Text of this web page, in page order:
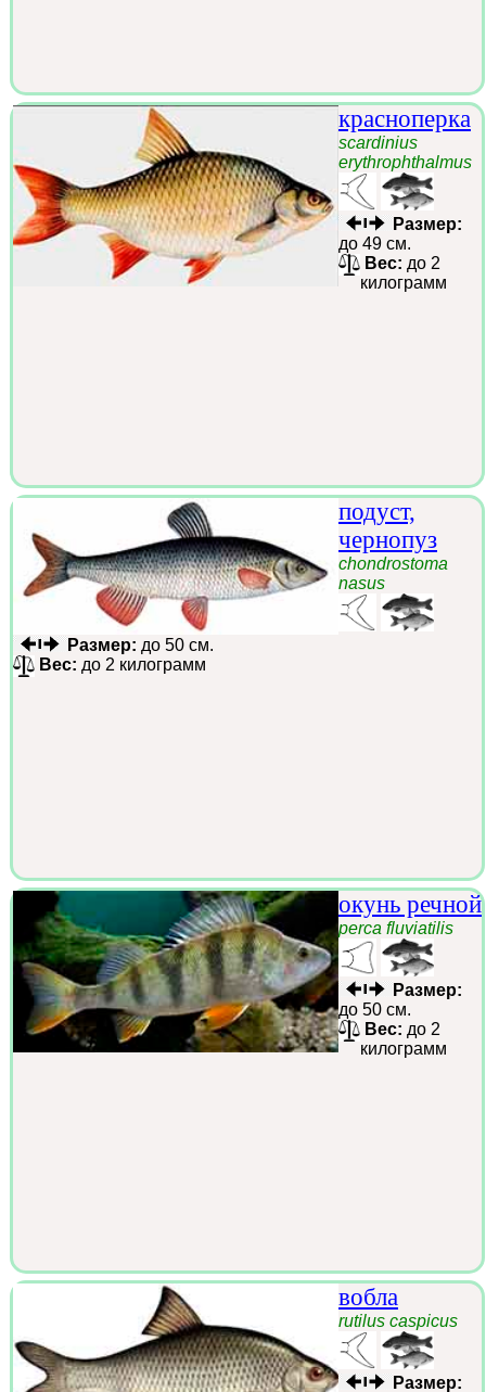
красноперка
scardinius
erythrophthalmus
Размер:
до 49 см.
Вес: до 2
килограмм
подуст,
чернопуз
chondrostoma
nasus
Размер: до 50 см.
Вес: до 2 килограмм
окунь речной
perca fluviatilis
Размер:
до 50 см.
Вес: до 2
килограмм
вобла
rutilus caspicus
Размер: